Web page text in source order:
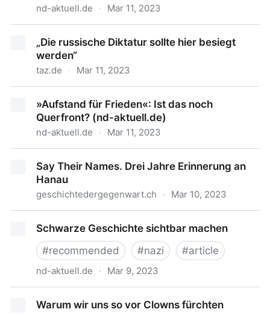
nd-aktuell.de · Mar 11, 2023
„Die russische Diktatur sollte hier besiegt
werden“
taz.de · Mar 11, 2023
»Aufstand für Frieden«: Ist das noch
Querfront? (nd-aktuell.de)
nd-aktuell.de · Mar 11, 2023
aktuell.de)
Say Their Names. Drei Jahre Erinnerung an
Hanau
geschichtedergegenwart.ch · Mar 10, 2023
Schwarze Geschichte sichtbar machen
#recommended #nazi #article
nd-aktuell.de · Mar 9, 2023
Warum wir uns so vor Clowns fürchten